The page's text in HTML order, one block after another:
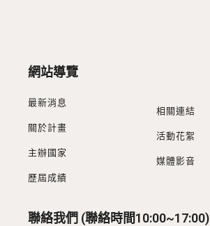
網站導覽
最新消息
關於計畫
主辦國家
歷屆成績
相關連結
活動花絮
媒體影音
聯絡我們 (聯絡時間10:00~17:00)